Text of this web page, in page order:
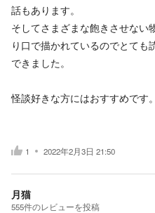
話もあります。
そしてさまざまな飽きさせない
り口で描かれているのでとて
できました。
怪談好きな方にはおすすめです。
1 2022年2月3日 21:50
月猫
555件のレビューを投稿